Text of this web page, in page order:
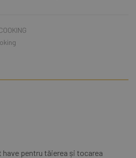
pentru tăierea și tocarea